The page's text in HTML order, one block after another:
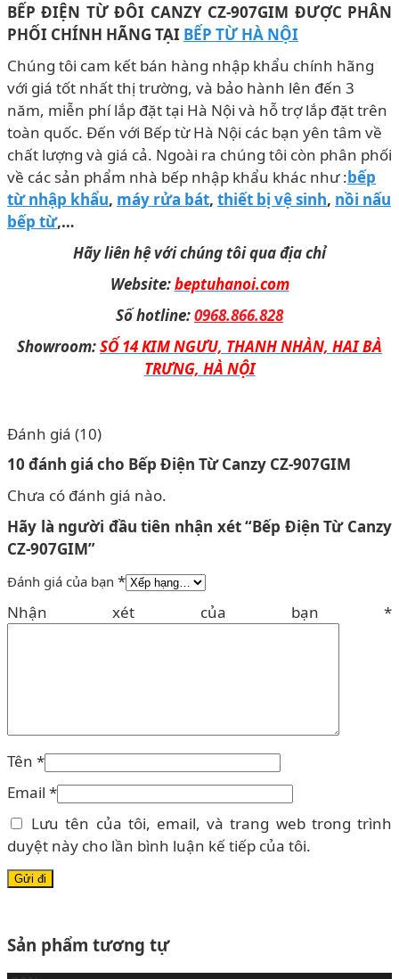
BẾP ĐIỆN TỪ ĐÔI CANZY CZ-907GIM ĐƯỢC PHÂN
PHỐI CHÍNH HÃNG TẠI BẾP TỪ HÀ NỘI
Chúng tôi cam kết bán hàng nhập khẩu chính hãng
với giá tốt nhất thị trường, và bảo hành lên đến 3
năm, miễn phí lắp đặt tại Hà Nội và hỗ trợ lắp đặt trên
toàn quốc. Đến với Bếp từ Hà Nội các bạn yên tâm về
chất lượng và giá cả. Ngoài ra chúng tôi còn phân phối
về các sản phẩm nhà bếp nhập khẩu khác như :bếp
từ nhập khẩu, máy rửa bát, thiết bị vệ sinh, nồi nấu
bếp từ,…
Hãy liên hệ với chúng tôi qua địa chỉ
Website:beptuhanoi.com
Số hotline:0968.866.828
Showroom:SỐ 14 KIM NGƯU, THANH NHÀN, HAI BÀ
TRƯNG, HÀ NỘI
Đánh giá (10)
10 đánh giá cho Bếp Điện Từ Canzy CZ-907GIM
Chưa có đánh giá nào.
Hãy là người đầu tiên nhận xét “Bếp Điện Từ Canzy
CZ-907GIM”
Đánh giá của bạn *
Nhận xét của bạn *
Tên *
Email *
Lưu tên của tôi, email, và trang web trong trình
duyệt này cho lần bình luận kế tiếp của tôi.
Sản phẩm tương tự